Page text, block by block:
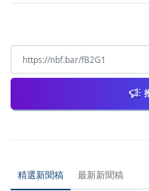
精選新聞稿 最新新聞稿